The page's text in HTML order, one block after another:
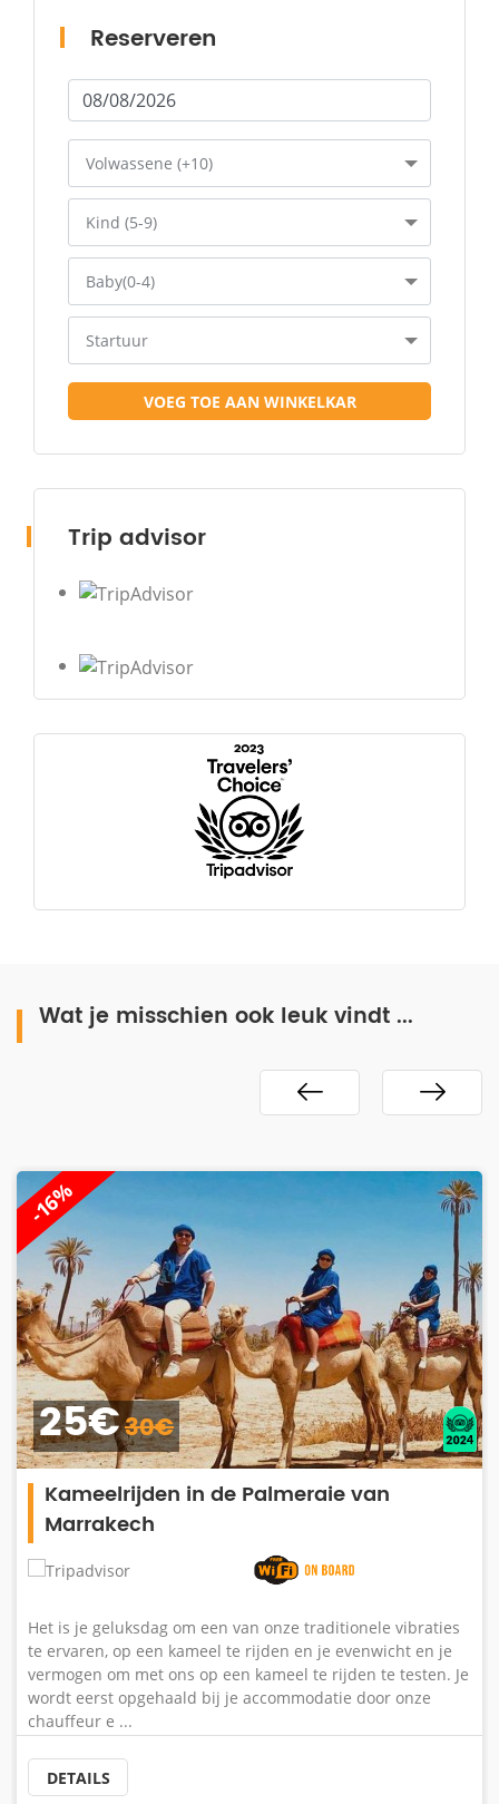
Reserveren
Volwassene (+10)
Kind (5-9)
Baby(0-4)
Startuur
VOEG TOE AAN WINKELKAR
Trip advisor
Wat je misschien ook leuk vindt ...
-16%
25€30€
Kameelrijden in de Palmeraie van
Marrakech
Het is je geluksdag om een ​​van onze traditionele vibraties
te ervaren, op een kameel te rijden en je evenwicht en je
vermogen om met ons op een kameel te rijden te testen. Je
wordt eerst opgehaald bij je accommodatie door onze
chauffeur e ...
DETAILS